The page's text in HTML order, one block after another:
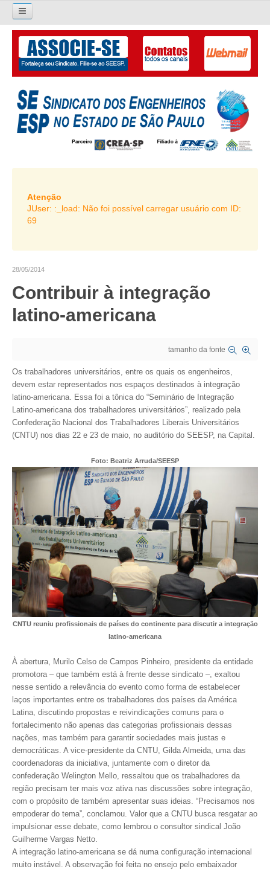
Pesquisar...
O SINDICATO
APRESENTAÇÃO
PALAVRA DO PRESIDENTE
DIRETORIA
LIVRO GESTÃO 2026-2029
SUBSEDES SINDICAIS
ORGANOGRAMA
CRESCE BRASIL
CONSELHO TECNOLÓGICO
CONSELHOS ASSESSORES
PERSONALIDADES DA TECNOLOGIA
NÚCLEO DA MULHER ENGENHEIRA
JURÍDICO
CONSULTORIA
ACORDOS, CONVENÇÕES E DISSÍDIOS
CONTRIBUIÇÕES
CONTRIBUIÇÃO ASSISTENCIAL
CONTRIBUIÇÃO ASSOCIATIVA OU ANUIDADE DE SÓCIO
CONTRIBUIÇÃO SINDICAL URBANA
REVISÃO DE APOSENTADORIA
FGTS EXPURGOS
FGTS CORREÇÃO
LEGISLAÇÃO
LEI 4.950-A/1966 – PISO SALARIAL
LEI 5.194/1966 – REGULAMENTAÇÃO DA PROFISSÃO
LEI 6.496/1977 – ART
RES 1.002/2002 – CÓDIGO DE ÉTICA
HOMOLOGAÇÕES
Atenção
JUser: :_load: Não foi possível carregar usuário com ID:
69
28/05/2014
Contribuir à integração
latino-americana
tamanho da fonte
Os trabalhadores universitários, entre os quais os engenheiros,
devem estar representados nos espaços destinados à integração
latino-americana. Essa foi a tônica do “Seminário de Integração
Latino-americana dos trabalhadores universitários”, realizado pela
Confederação Nacional dos Trabalhadores Liberais Universitários
(CNTU) nos dias 22 e 23 de maio, no auditório do SEESP, na Capital.
Foto: Beatriz Arruda/SEESP
CNTU reuniu profissionais de países do continente para discutir a integração
latino-americana
À abertura, Murilo Celso de Campos Pinheiro, presidente da entidade
promotora – que também está à frente desse sindicato –, exaltou
nesse sentido a relevância do evento como forma de estabelecer
laços importantes entre os trabalhadores dos países da América
Latina, discutindo propostas e reivindicações comuns para o
fortalecimento não apenas das categorias profissionais dessas
nações, mas também para garantir sociedades mais justas e
democráticas. A vice-presidente da CNTU, Gilda Almeida, uma das
coordenadoras da iniciativa, juntamente com o diretor da
confederação Welington Mello, ressaltou que os trabalhadores da
região precisam ter mais voz ativa nas discussões sobre integração,
com o propósito de também apresentar suas ideias. “Precisamos nos
empoderar do tema”, conclamou. Valor que a CNTU busca resgatar ao
impulsionar esse debate, como lembrou o consultor sindical João
Guilherme Vargas Netto.
A integração latino-americana se dá numa configuração internacional
muito instável. A observação foi feita no ensejo pelo embaixador